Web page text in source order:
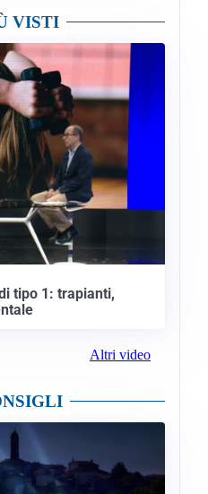
VISTI
tipo 1: trapianti,
Altri video